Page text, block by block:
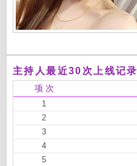
主持人最近30次上线记录
项 次
1
2
3
4
5